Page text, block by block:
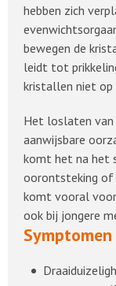
hebben zich
bewegen de
leidt tot
kristallen niet op
Het loslaten
aanwijsbare
komt het na het
oorontsteking of
komt vooral voor
ook bij jongere
Symptomen